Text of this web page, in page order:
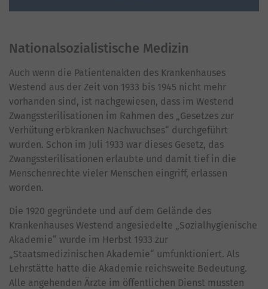
Nationalsozialistische Medizin
Auch wenn die Patientenakten des Krankenhauses
Westend aus der Zeit von 1933 bis 1945 nicht mehr
vorhanden sind, ist nachgewiesen, dass im Westend
Zwangssterilisationen im Rahmen des „Gesetzes zur
Verhütung erbkranken Nachwuchses“ durchgeführt
wurden. Schon im Juli 1933 war dieses Gesetz, das
Zwangssterilisationen erlaubte und damit tief in die
Menschenrechte vieler Menschen eingriff, erlassen
worden.
Die 1920 gegründete und auf dem Gelände des
Krankenhauses Westend angesiedelte „Sozialhygienische
Akademie“ wurde im Herbst 1933 zur
„Staatsmedizinischen Akademie“ umfunktioniert. Als
Lehrstätte hatte die Akademie reichsweite Bedeutung.
Alle angehenden Ärzte im öffentlichen Dienst mussten